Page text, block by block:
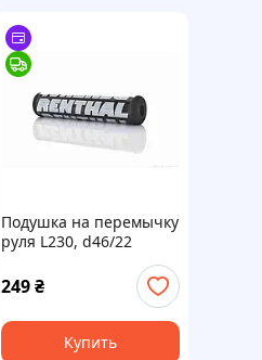
Подушка на перемычку
руля L230, d46/22
1N-030918
249₴
Купить